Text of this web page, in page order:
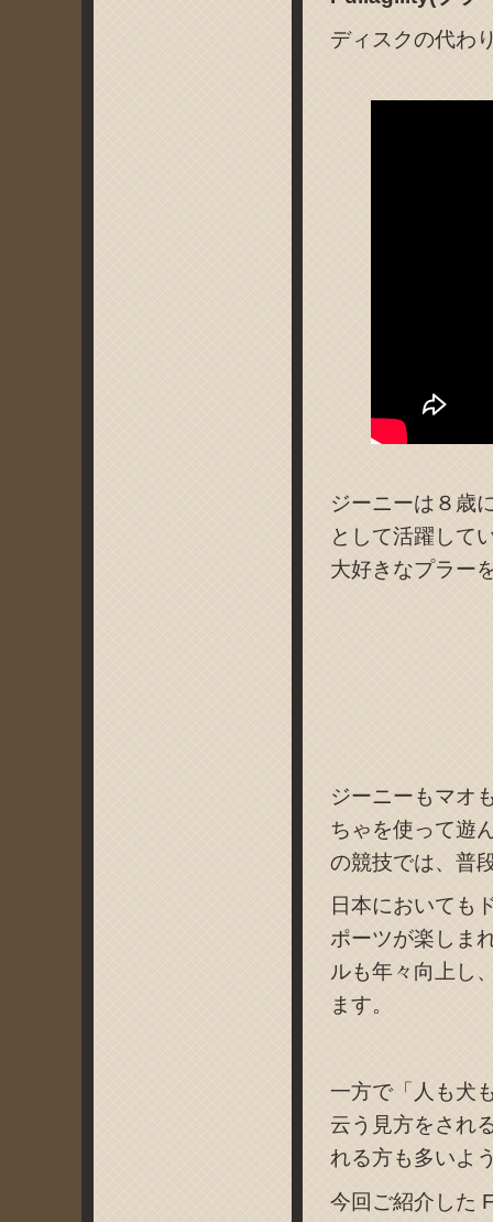
ディスクの代わ
ジーニーは８歳
として活躍して
大好きなプラー
ジーニーもマオ
ちゃを使って遊
の競技では、普
日本においても
ポーツが楽しま
ルも年々向上し
ます。
一方で「人も犬
云う見方をされ
れる方も多いよ
今回ご紹介した